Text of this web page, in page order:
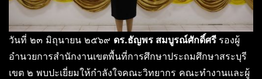
วันที่ ๒๓ มิถุนายน ๒๕๖๙ ดร.ธัญพร สมบูรณ์ศักดิ์ศรี รองผู้
อำนวยการสำนักงานเขตพื้นที่การศึกษาประถมศึกษาสระบุรี
เขต ๒ พบปะเยี่ยมให้กำลังใจคณะวิทยากร คณะทำงานและผู้